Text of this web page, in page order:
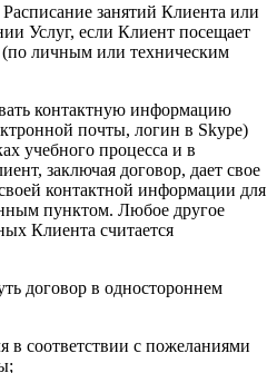
занятий Клиента или
Услуг, если Клиент посещает
(по личным или техническим
контактную информацию
почты, логин в Skype)
учебного процесса и в
заключая договор, дает свое
контактной информации для
пунктом. Любое другое
Клиента считается
договор в одностороннем
в соответствии с пожеланиями